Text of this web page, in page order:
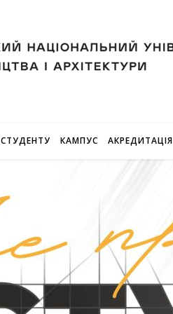
СТУДЕНТУ КАМПУС АКРЕДИТАЦІЯ